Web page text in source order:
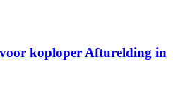
koploper Afturelding in